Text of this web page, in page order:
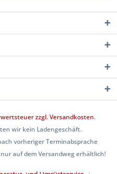
zzgl.Versandkosten.
wir kein Ladengeschäft.
vorheriger Terminabsprache
auf dem Versandweg erhältlich!